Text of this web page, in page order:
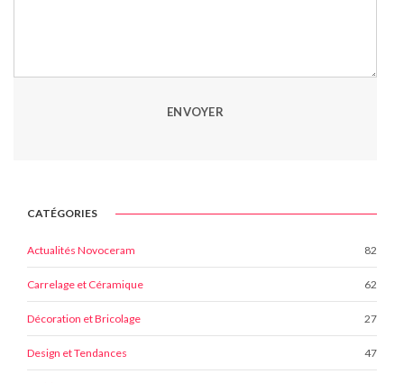
ENVOYER
CATÉGORIES
Actualités Novoceram 82
Carrelage et Céramique 62
Décoration et Bricolage 27
Design et Tendances 47